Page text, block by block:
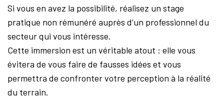
Si vous en avez la possibilité, réalisez un stage
pratique non rémunéré auprès d’un professionnel du
secteur qui vous intéresse.
Cette immersion est un véritable atout : elle vous
évitera de vous faire de fausses idées et vous
permettra de confronter votre perception à la réalité
du terrain.